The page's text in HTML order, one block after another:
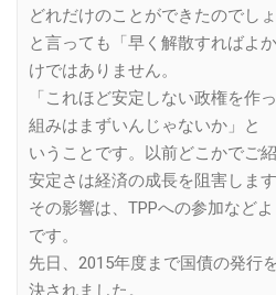
どれだけのことができたのでし
と言っても「早く解散すればよ
けではありません。
「これほど安定しない政権を作
組みはまずいんじゃないか」と
いうことです。以前どこかでご
安定さは経済の成長を阻害します
その影響は、TPPへの参加など
です。
先日、2015年度まで国債の発行
決されました。